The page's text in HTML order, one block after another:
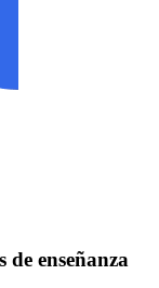
de enseñanza